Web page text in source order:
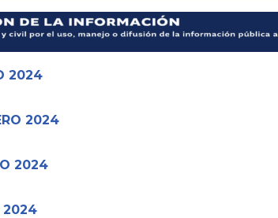
2024
2024
2024
2024